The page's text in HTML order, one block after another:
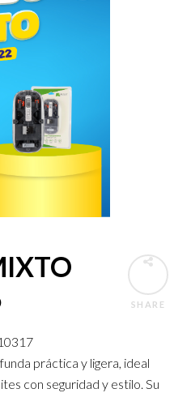
SHARE
práctica y ligera, ideal
con seguridad y estilo. Su